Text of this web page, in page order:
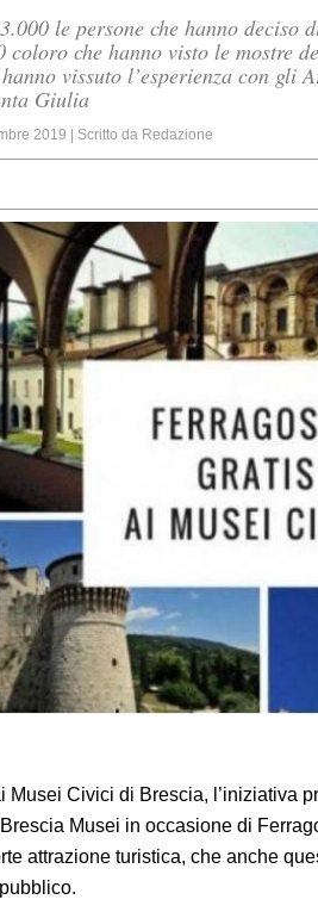
le persone che hanno
coloro che hanno visto le mostre
vissuto l’esperienza con
Giulia
2019 | Scritto da Redazione
Musei Civici di Brescia, l’iniziativa
Musei in occasione di
attrazione turistica, che anche